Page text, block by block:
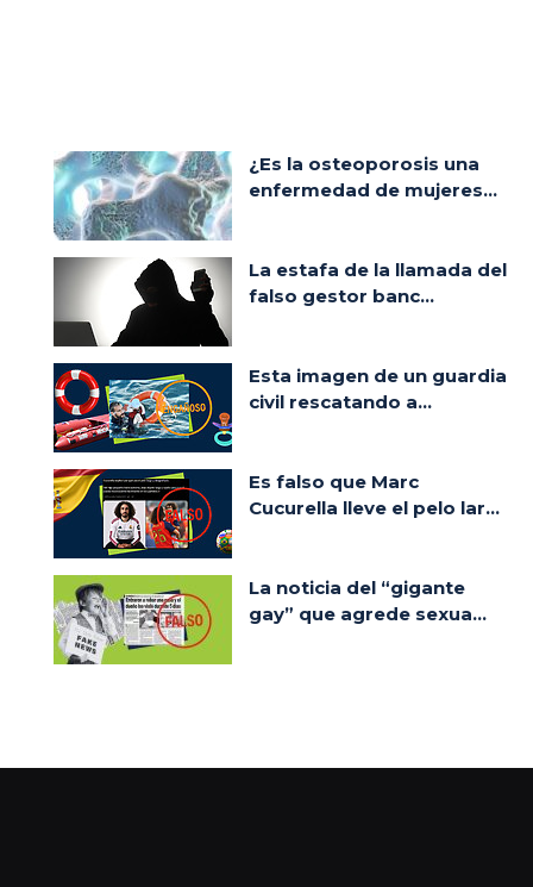
¿Es la osteoporosis una
enfermedad de mujeres...
La estafa de la llamada del
falso gestor banc...
Esta imagen de un guardia
civil rescatando a...
Es falso que Marc
Cucurella lleve el pelo lar...
La noticia del “gigante
gay” que agrede sexua...